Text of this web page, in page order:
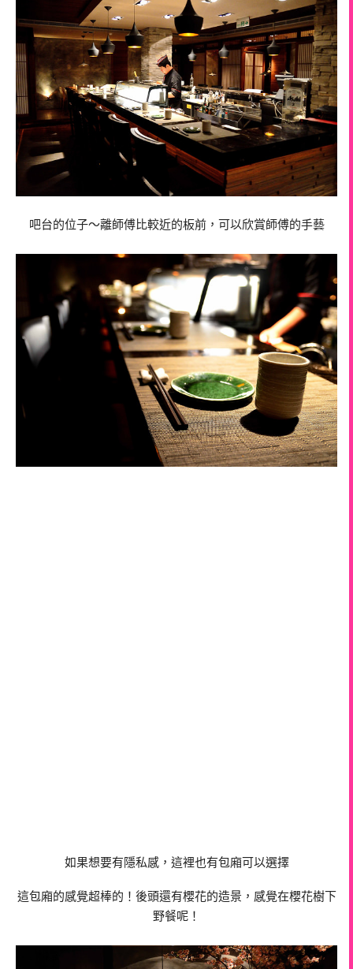
吧台的位子～離師傅比較近的板前，可以欣賞師傅的手藝
如果想要有隱私感，這裡也有包廂可以選擇
這包廂的感覺超棒的！後頭還有櫻花的造景，感覺在櫻花樹下
野餐呢！